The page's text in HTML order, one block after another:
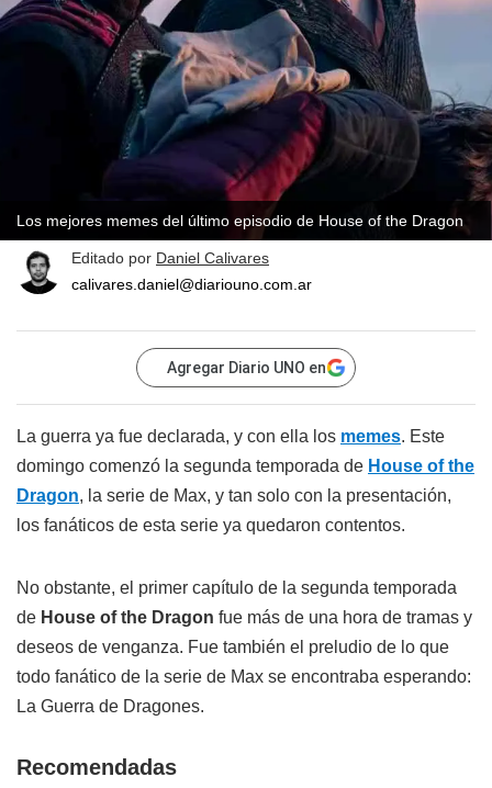
Los mejores memes del último episodio de House of the Dragon
Editado por Daniel Calivares
calivares.daniel@diariouno.com.ar
Agregar Diario UNO en
La guerra ya fue declarada, y con ella los memes. Este
domingo comenzó la segunda temporada de House of the
Dragon, la serie de Max, y tan solo con la presentación,
los fanáticos de esta serie ya quedaron contentos.
No obstante, el primer capítulo de la segunda temporada
de House of the Dragon fue más de una hora de tramas y
deseos de venganza. Fue también el preludio de lo que
todo fanático de la serie de Max se encontraba esperando:
La Guerra de Dragones.
Recomendadas